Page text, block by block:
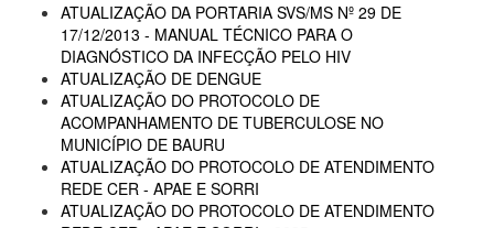
ATUALIZAÇÃO DA PORTARIA SVS/MS Nº 29 DE
17/12/2013 - MANUAL TÉCNICO PARA O
DIAGNÓSTICO DA INFECÇÃO PELO HIV
ATUALIZAÇÃO DE DENGUE
ATUALIZAÇÃO DO PROTOCOLO DE
ACOMPANHAMENTO DE TUBERCULOSE NO
MUNICÍPIO DE BAURU
ATUALIZAÇÃO DO PROTOCOLO DE ATENDIMENTO
REDE CER - APAE E SORRI
ATUALIZAÇÃO DO PROTOCOLO DE ATENDIMENTO